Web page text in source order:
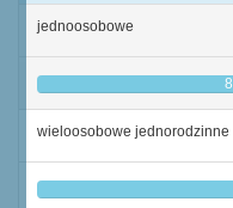
jednoosobowe
8
wieloosobowe jednorodzinne